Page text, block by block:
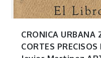
CRONICA URBANA
CORTES